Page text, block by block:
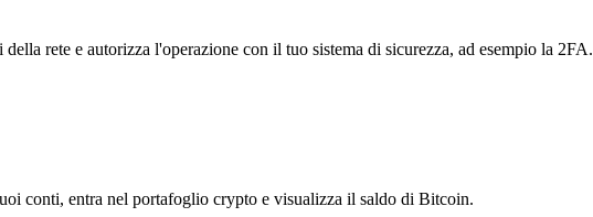
rete e autorizza l'operazione con il tuo sistema di sicurezza, ad esempio la 2FA.
conti, entra nel portafoglio crypto e visualizza il saldo di Bitcoin.